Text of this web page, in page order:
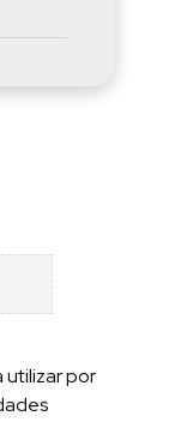
utilizar por